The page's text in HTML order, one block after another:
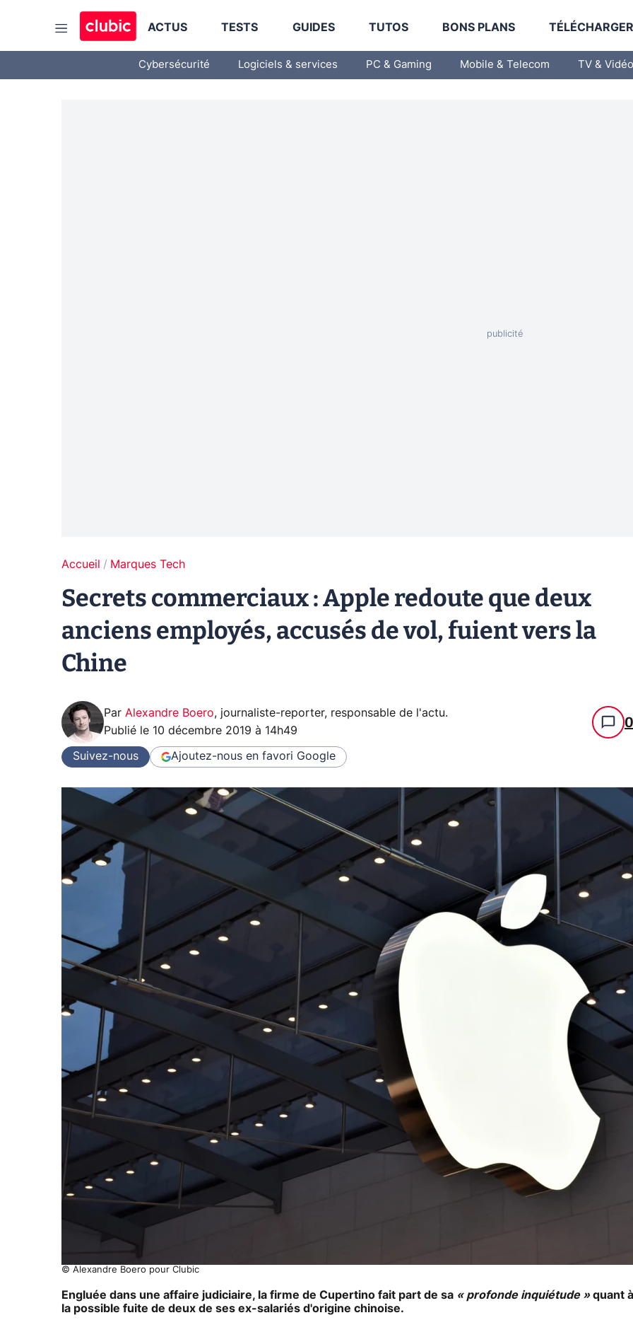
ACTUS TESTS GUIDES TUTOS BONS PLANS
Cybersécurité Logiciels & services PC & Gaming Mobile & Telecom TV & Vidéo
Accueil Marques Tech
Secrets commerciaux : Apple redoute que deux
anciens employés, accusés de vol, fuient vers la
Chine
Par Alexandre Boero, journaliste-reporter, responsable de l'actu.
Publié le 10 décembre 2019 à 14h49 0
Suivez-nous Ajoutez-nous en favori Google
© Alexandre Boero pour Clubic
Engluée dans une affaire judiciaire, la firme de Cupertino fait part de sa « profonde inquiétude »quant à
la possible fuite de deux de ses ex-salariés d'origine chinoise.